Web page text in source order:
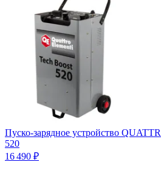
Пуско-зарядное устройство
520
16 490 ₽